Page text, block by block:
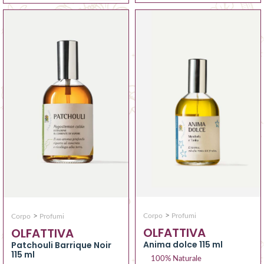
Corpo > Profumi
OLFATTIVA
Patchouli Barrique Noir
115 ml
Corpo > Profumi
OLFATTIVA
Anima dolce 115 ml
100% Naturale